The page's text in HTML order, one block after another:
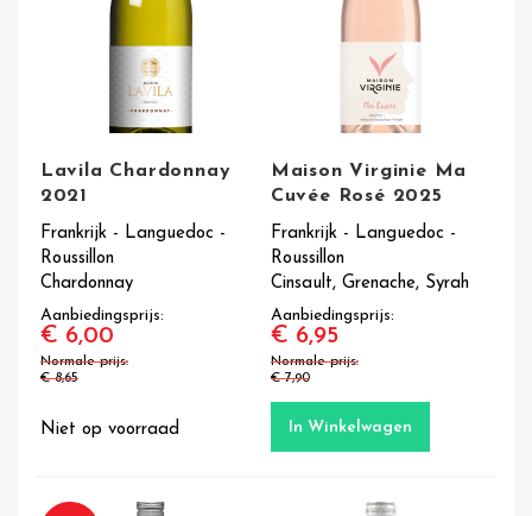
Lavila Chardonnay
2021
Frankrijk - Languedoc -
Roussillon
Chardonnay
Aanbiedingsprijs
€ 6,00
Normale prijs
€ 8,65
Niet op voorraad
Maison Virginie Ma
Cuvée Rosé 2025
Frankrijk - Languedoc -
Roussillon
Cinsault, Grenache, Syrah
Aanbiedingsprijs
€ 6,95
Normale prijs
€ 7,90
In Winkelwagen